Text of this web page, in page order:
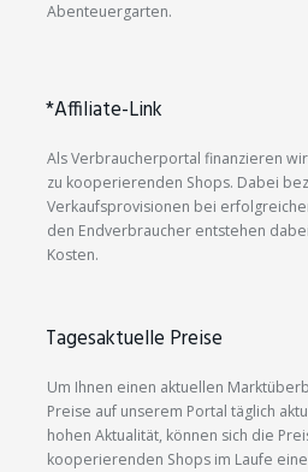
Abenteuergarten.
*Affiliate-Link
Als Verbraucherportal finanzieren
zu kooperierenden Shops. Dabei
Verkaufsprovisionen bei
den Endverbraucher entstehen dabei
Kosten.
Tagesaktuelle Preise
Um Ihnen einen aktuellen
Preise auf unserem Portal täglich
hohen Aktualität, können sich die
kooperierenden Shops im Laufe